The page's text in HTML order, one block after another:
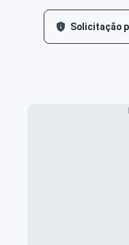
Solicitação